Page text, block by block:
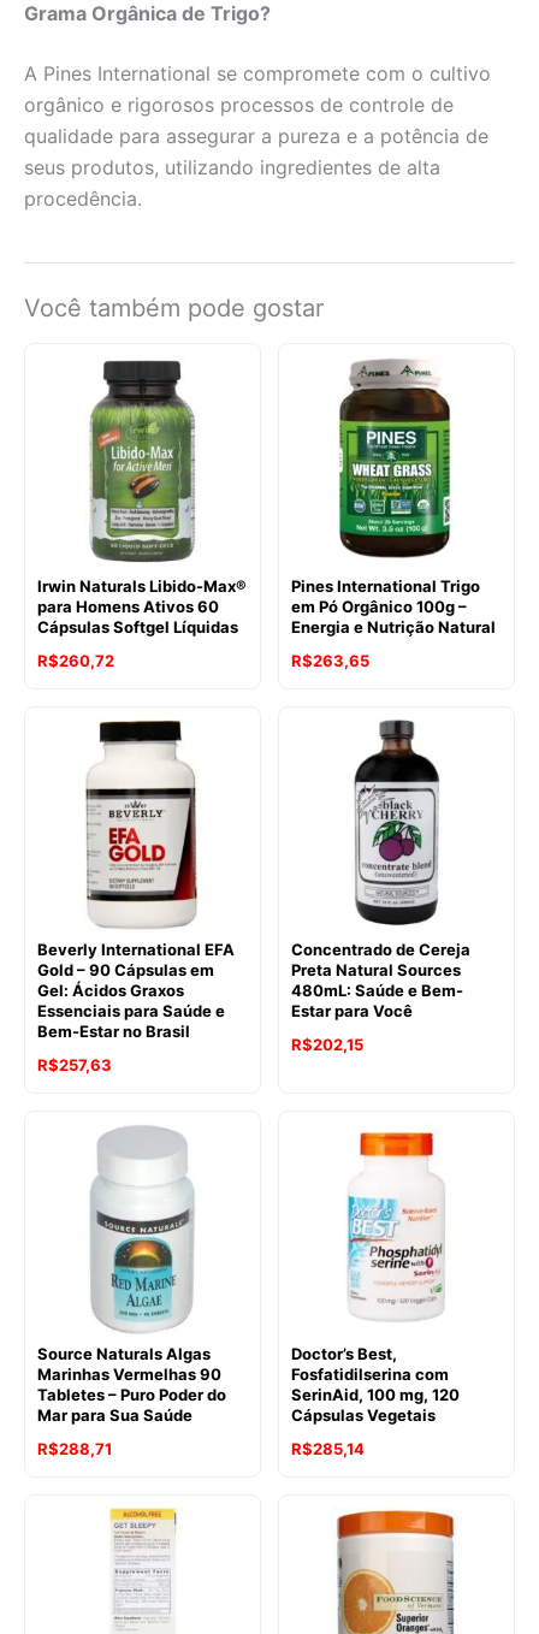
Grama Orgânica de Trigo?
A Pines International se compromete com o cultivo
orgânico e rigorosos processos de controle de
qualidade para assegurar a pureza e a potência de
seus produtos, utilizando ingredientes de alta
procedência.
Você também pode gostar
Irwin Naturals Libido-Max®
para Homens Ativos 60
Cápsulas Softgel Líquidas
R$260,72
Pines International Trigo
em Pó Orgânico 100g –
Energia e Nutrição Natural
R$263,65
Beverly International EFA
Gold – 90 Cápsulas em
Gel: Ácidos Graxos
Essenciais para Saúde e
Bem-Estar no Brasil
R$257,63
Concentrado de Cereja
Preta Natural Sources
480mL: Saúde e Bem-
Estar para Você
R$202,15
Source Naturals Algas
Marinhas Vermelhas 90
Tabletes – Puro Poder do
Mar para Sua Saúde
R$288,71
Doctor’s Best,
Fosfatidilserina com
SerinAid, 100 mg, 120
Cápsulas Vegetais
R$285,14